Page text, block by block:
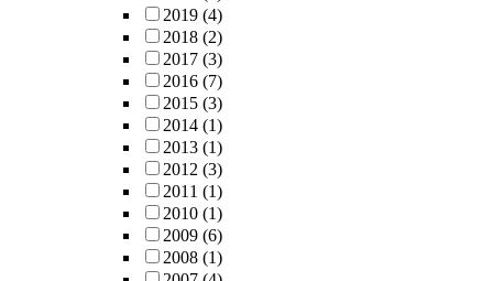
2019 (4)
2018 (2)
2017 (3)
2016 (7)
2015 (3)
2014 (1)
2013 (1)
2012 (3)
2011 (1)
2010 (1)
2009 (6)
2008 (1)